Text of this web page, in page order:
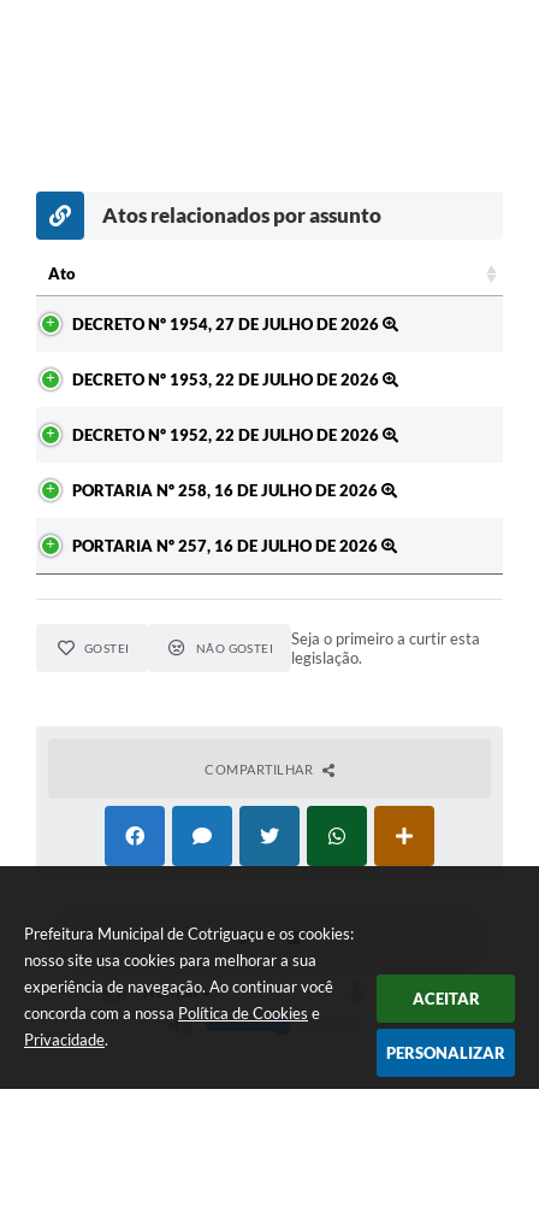
Prefeitura Municipal de Cotriguaçu e os cookies:
nosso site usa cookies para melhorar a sua
experiência de navegação. Ao continuar você
concorda com a nossa Política de Cookies e
Privacidade.
ACEITAR
PERSONALIZAR
Atos relacionados por assunto
Ato
DECRETO Nº 1954, 27 DE JULHO DE 2026
DECRETO Nº 1953, 22 DE JULHO DE 2026
DECRETO Nº 1952, 22 DE JULHO DE 2026
PORTARIA Nº 258, 16 DE JULHO DE 2026
PORTARIA Nº 257, 16 DE JULHO DE 2026
GOSTEI NÃO GOSTEI
Seja o primeiro a curtir esta
legislação.
COMPARTILHAR